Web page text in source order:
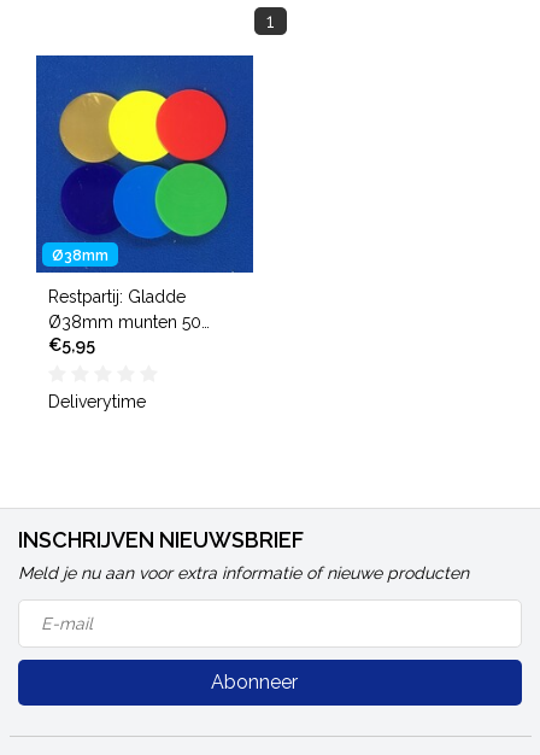
1
Ø38mm
Restpartij: Gladde
Ø38mm munten 50
stuks
€5,95
Deliverytime
INSCHRIJVEN NIEUWSBRIEF
Meld je nu aan voor extra informatie of nieuwe producten
Abonneer